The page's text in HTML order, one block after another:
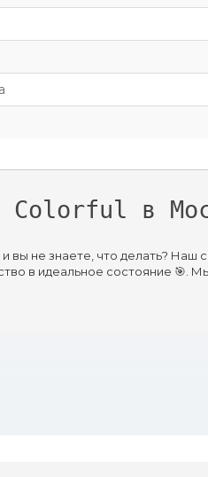
Colorful в
вы не знаете, что делать?
в идеальное состояние